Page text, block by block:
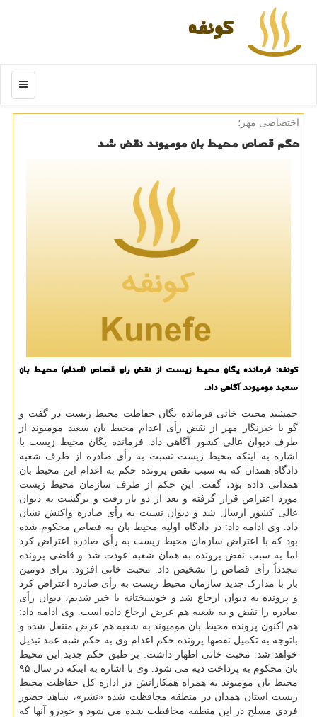
كونفه
منو
اختصاصی مهر؛
حكم قصاص محیط بان مومیوند نقض شد
كونفه: فرمانده یگان محیط زیست از نقض رای قصاص (اعدام) محیط بان
سعید مومیوند آگاهی داد.
جمشید محبت خانی فرمانده یگان حفاظت محیط زیست در گفت و
گو با خبرنگار مهر از نقض رأی اعدام محیط بان سعید مومیوند از
طرف دیوان عالی کشور آگاهی داد. فرمانده یگان محیط زیست با
اشاره به اینکه محیط زیست نسبت به رأی صادره از طرف شعبه
دادگاه همدان که به سبب نقص پرونده حکم به اعدام این محیط بان
همدانی داده بود، گفت: این حکم از طرف سازمان محیط زیست
مورد اعتراض قرار گرفته و بعد از دو بار رفت و برگشت به دیوان
عالی کشور ارسال شد و دیوان نسبت به رأی صادره واکنش نشان
داد. وی ادامه داد: در دادگاه اولیه محیط بان به قصاص محکوم شده
بود که با اعتراض سازمان محیط زیست به رأی صادره اعتراض کرد
اما به سبب نقض پرونده به همان شعبه عودت شد و قاضی پرونده
مجدداً رأی قصاص را تشخیص داد. محبت خانی افزود: برای دومین
بار با مدارک جدید سازمان محیط زیست به رأی صادره اعتراض کرد
و پرونده به دیوان ارجاع شد و خوشبختانه با خبر شدیم، دیوان رأی
صادره را نقض و به شعبه هم عرض ارجاع داده است. وی ادامه داد:
هم اکنون پرونده محیط بان مومیوند به شعبه هم عرض منتقل شده و
باتوجه به تکمیل نقصها پرونده حکم اعدام وی به حکم شبه عمد تبدیل
خواهد شد. محبت خانی اظهار داشت: بر طبق حکم جدید این محیط
بان محکوم به پرداخت دیه می شود. وی با اشاره به اینکه در سال ۹۵
محیط بان مومیوند به همراه همکارانش در اداره کل حفاظت محیط
زیست استان همدان در منطقه محافظت شده «نشر»، شاهد حضور
فردی مسلح در این منطقه محافظت شده می شود و خودرو آنها که